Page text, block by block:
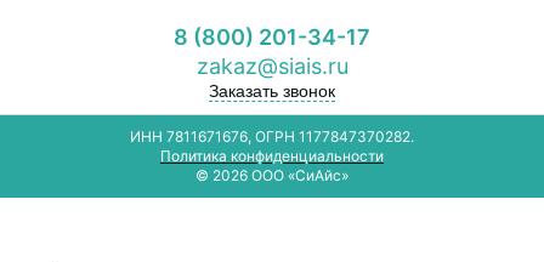
8 (800) 201-34-17
zakaz@siais.ru
Заказать звонок
ИНН 7811671676, ОГРН 1177847370282.
Политика конфиденциальности
© 2026 ООО «СиАйс»